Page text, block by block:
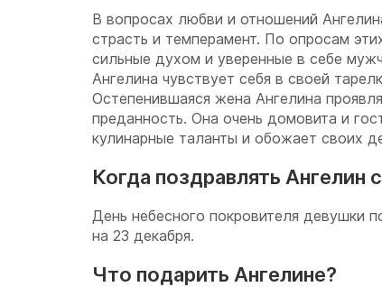
В вопросах любви и отношений
страсть и темперамент. По опросам
сильные духом и уверенные в себе
Ангелина чувствует себя в своей
Остепенившаяся жена Ангелина
преданность. Она очень домовита и
кулинарные таланты и обожает своих
Когда поздравлять Ангелин
День небесного покровителя девушки
на 23 декабря.
Что подарить Ангелине?